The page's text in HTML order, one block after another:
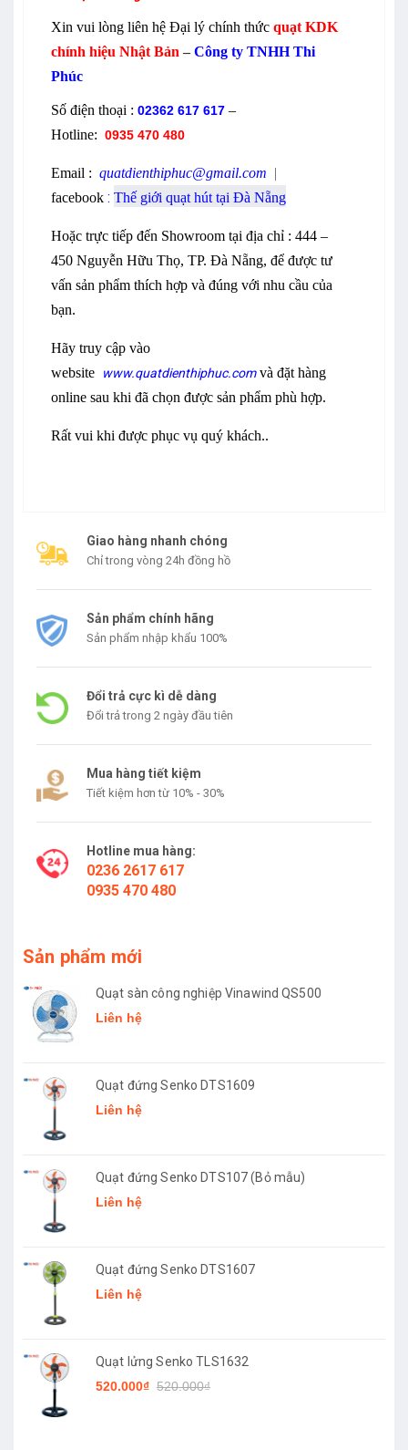
Xin vui lòng liên hệ Đại lý chính thức quạt KDK
chính hiệu Nhật Bản – Công ty TNHH Thi
Phúc
Số điện thoại : 02362 617 617 –
Hotline: 0935 470 480
Email : quatdienthiphuc@gmail.com |
facebook : Thế giới quạt hút tại Đà Nẵng
Hoặc trực tiếp đến Showroom tại địa chỉ : 444 –
450 Nguyễn Hữu Thọ, TP. Đà Nẵng, để được tư
vấn sản phẩm thích hợp và đúng với nhu cầu của
bạn.
Hãy truy cập vào
website
www.quatdienthiphuc.com và đặt hàng
online sau khi đã chọn được sản phẩm phù hợp.
Rất vui khi được phục vụ quý khách..
Giao hàng nhanh chóng
Chỉ trong vòng 24h đồng hồ
Sản phẩm chính hãng
Sản phẩm nhập khẩu 100%
Đổi trả cực kì dễ dàng
Đổi trả trong 2 ngày đầu tiên
Mua hàng tiết kiệm
Tiết kiệm hơn từ 10% - 30%
Hotline mua hàng:
0236 2617 617
0935 470 480
Sản phẩm mới
Quạt sàn công nghiệp Vinawind QS500
Liên hệ
Quạt đứng Senko DTS1609
Liên hệ
Quạt đứng Senko DTS107 (Bỏ mẫu)
Liên hệ
Quạt đứng Senko DTS1607
Liên hệ
Quạt lửng Senko TLS1632
520.000₫ 520.000₫